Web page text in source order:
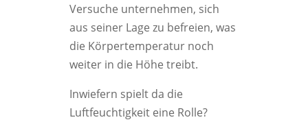
Versuche unternehmen, sich
aus seiner Lage zu befreien, was
die Körpertemperatur noch
weiter in die Höhe treibt.
Inwiefern spielt da die
Luftfeuchtigkeit eine Rolle?